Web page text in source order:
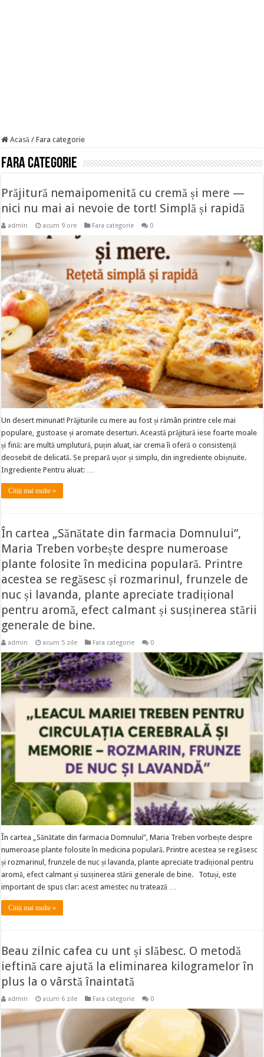
Acasă / Fara categorie
Fara categorie
Prăjitură nemaipomenită cu cremă și mere —
nici nu mai ai nevoie de tort! Simplă și rapidă
admin acum 9 ore Fara categorie 0
Un desert minunat! Prăjiturile cu mere au fost și rămân printre cele mai
populare, gustoase și aromate deserturi. Această prăjitură iese foarte moale
și fină: are multă umplutură, puțin aluat, iar crema îi oferă o consistență
deosebit de delicată. Se prepară ușor și simplu, din ingrediente obișnuite.
Ingrediente Pentru aluat: …
Citiți mai multe »
În cartea „Sănătate din farmacia Domnului”,
Maria Treben vorbește despre numeroase
plante folosite în medicina populară. Printre
acestea se regăsesc și rozmarinul, frunzele de
nuc și lavanda, plante apreciate tradițional
pentru aromă, efect calmant și susținerea stării
generale de bine.
admin acum 5 zile Fara categorie 0
În cartea „Sănătate din farmacia Domnului”, Maria Treben vorbește despre
numeroase plante folosite în medicina populară. Printre acestea se regăsesc
și rozmarinul, frunzele de nuc și lavanda, plante apreciate tradițional pentru
aromă, efect calmant și susținerea stării generale de bine. Totuși, este
important de spus clar: acest amestec nu tratează …
Citiți mai multe »
Beau zilnic cafea cu unt și slăbesc. O metodă
ieftină care ajută la eliminarea kilogramelor în
plus la o vârstă înaintată
admin acum 6 zile Fara categorie 0